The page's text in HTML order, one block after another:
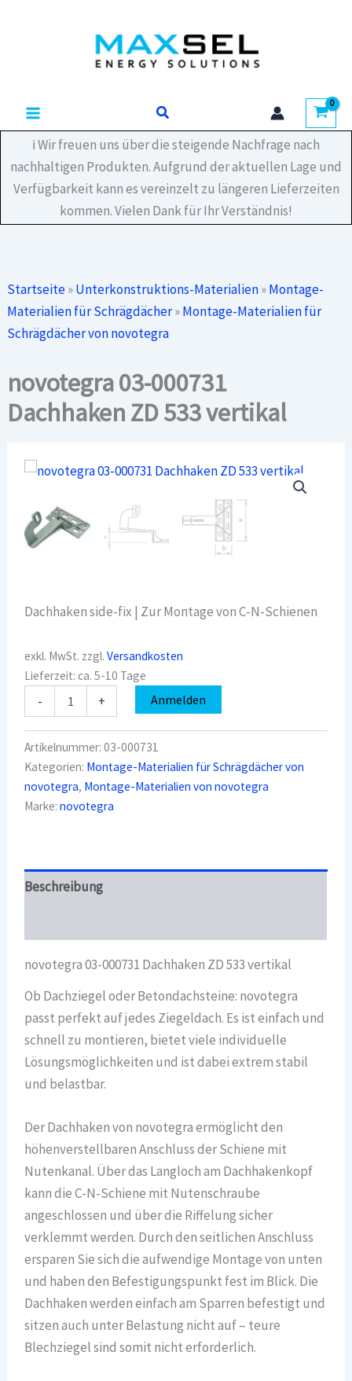
Suchen
ℹ️ Wir freuen uns über die steigende Nachfrage nach
nachhaltigen Produkten. Aufgrund der aktuellen Lage und
Verfügbarkeit kann es vereinzelt zu längeren Lieferzeiten
kommen. Vielen Dank für Ihr Verständnis!
Startseite»Unterkonstruktions-Materialien»Montage-
Materialien für Schrägdächer»Montage-Materialien für
Schrägdächer von novotegra
novotegra 03-000731
Dachhaken ZD 533 vertikal
Dachhaken side-fix | Zur Montage von C-N-Schienen
exkl. MwSt. zzgl.Versandkosten
Lieferzeit:ca. 5-10 Tage
-
Dachhaken
ZD
533
vertikal
Menge
+ Anmelden
Artikelnummer:03-000731
Kategorien: Montage-Materialien für Schrägdächer von
novotegra, Montage-Materialien von novotegra
Marke:novotegra
Beschreibung
novotegra 03-000731 Dachhaken ZD 533 vertikal
Ob Dachziegel oder Betondachsteine: novotegra
passt perfekt auf jedes Ziegeldach. Es ist einfach und
schnell zu montieren, bietet viele individuelle
Lösungsmöglichkeiten und ist dabei extrem stabil
und belastbar.
Der Dachhaken von novotegra ermöglicht den
höhenverstellbaren Anschluss der Schiene mit
Nutenkanal. Über das Langloch am Dachhakenkopf
kann die C-N-Schiene mit Nutenschraube
angeschlossen und über die Riffelung sicher
verklemmt werden. Durch den seitlichen Anschluss
ersparen Sie sich die aufwendige Montage von unten
und haben den Befestigungspunkt fest im Blick. Die
Dachhaken werden einfach am Sparren befestigt und
sitzen auch unter Belastung nicht auf – teure
Blechziegel sind somit nicht erforderlich.